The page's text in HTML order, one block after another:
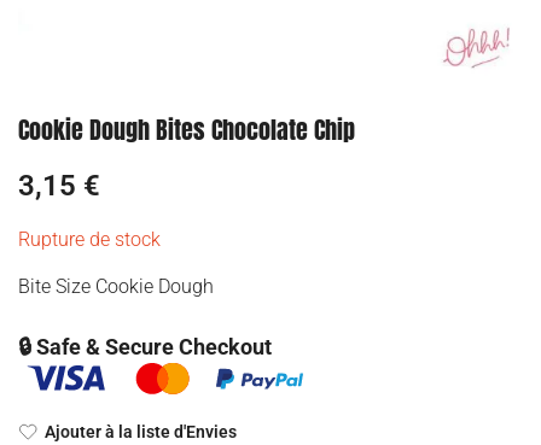
Cookie Dough Bites Chocolate Chip
3,15 €
Rupture de stock
Bite Size Cookie Dough
🔒 Safe & Secure Checkout
Ajouter à la liste d'Envies